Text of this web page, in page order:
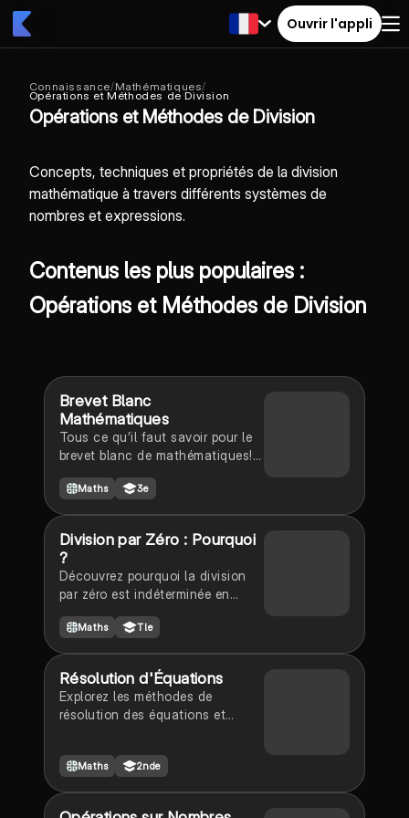
Ouvrir l'appli
Connaissance/Mathématiques/
Opérations et Méthodes de Division
Opérations et Méthodes de Division
Concepts, techniques et propriétés de la division
mathématique à travers différents systèmes de
nombres et expressions.
Contenus les plus populaires :
Opérations et Méthodes de Division
Brevet Blanc
Mathématiques
Tous ce qu’il faut savoir pour le
brevet blanc de mathématiques!!
des choses 🥰
Maths 3e
Division par Zéro : Pourquoi
?
Découvrez pourquoi la division
par zéro est indéterminée en
explore les concepts
fondamentaux tels que l'élément
absorbant de la multiplication,
l'absence d'inverse pour zéro, et
les contradictions qui en
résultent. Idéal pour les
cherchant à comprendre les
implications de cette opération
impossible.
Maths Tle
Résolution d'Équations
Explorez les méthodes de
résolution des équations et
produit nul, les solutions
d'inégalités, et les règles de
Maths 2nde